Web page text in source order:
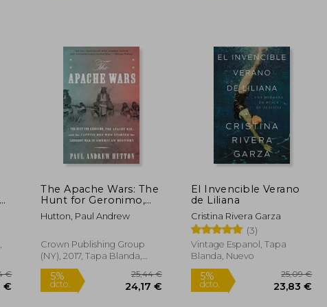
29,20 €
5%
dcto. 30,87 €
5%
dcto.
The Apache Wars: The
Hunt for Geronimo,
the Apache Kid, and
the Captive boy who
war in American
History (en Inglés)
Hutton, Paul Andrew
Crown Publishing Group
(NY), 2017, Tapa Blanda,
Nuevo
El Invencible Verano
de Liliana
Cristina Rivera Garza
(3)
Vintage Espanol, Tapa
Blanda, Nuevo